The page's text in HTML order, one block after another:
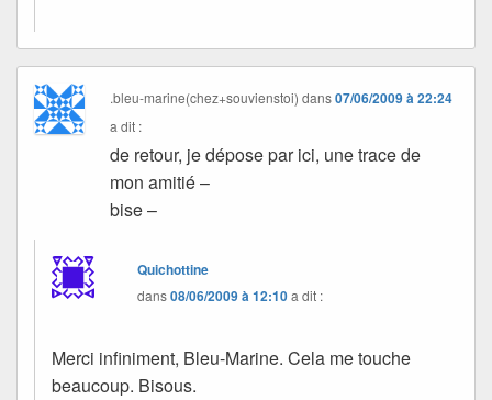
.bleu-marine(chez+souvienstoi) dans07/06/2009 à 22:24
a dit :
de retour, je dépose par ici, une trace de
mon amitié –
bise –
Quichottine
dans08/06/2009 à 12:10a dit :
Merci infiniment, Bleu-Marine. Cela me touche
beaucoup. Bisous.